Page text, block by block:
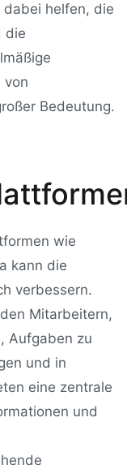
dabei helfen, die
die
von
Bedeutung.
wie
kann die
verbessern.
Mitarbeitern,
Aufgaben zu
und in
eine zentrale
und